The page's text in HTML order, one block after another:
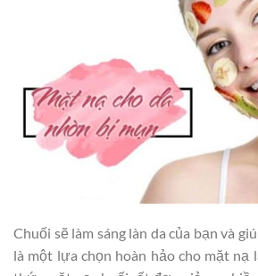
Chuối sẽ làm sáng làn da của bạn và
là một lựa chọn hoàn hảo cho mặt nạ